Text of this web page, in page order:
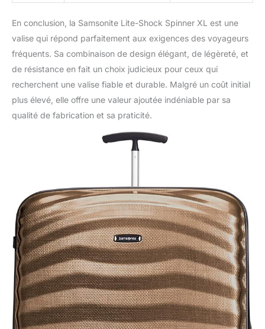
En conclusion, la Samsonite Lite-Shock Spinner XL est une
valise qui répond parfaitement aux exigences des voyageurs
fréquents. Sa combinaison de design élégant, de légèreté, et
de résistance en fait un choix judicieux pour ceux qui
recherchent une valise fiable et durable. Malgré un coût initial
plus élevé, elle offre une valeur ajoutée indéniable par sa
qualité de fabrication et sa praticité.